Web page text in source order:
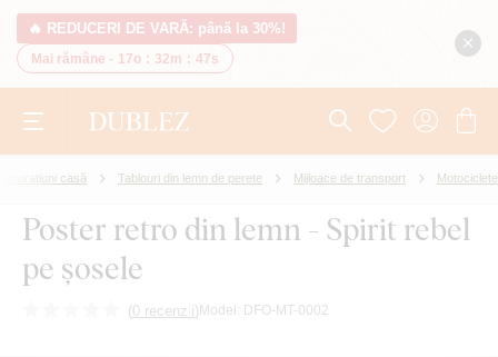
🔥 REDUCERI DE VARĂ: până la 30%!
Mai rămâne - 17o : 32m : 46s
casă Tablouri din lemn de perete Mijloace de transport Motociclete
Poster retro din lemn - Spirit rebel
pe șosele
(0 recenzii) Model: DFO-MT-0002